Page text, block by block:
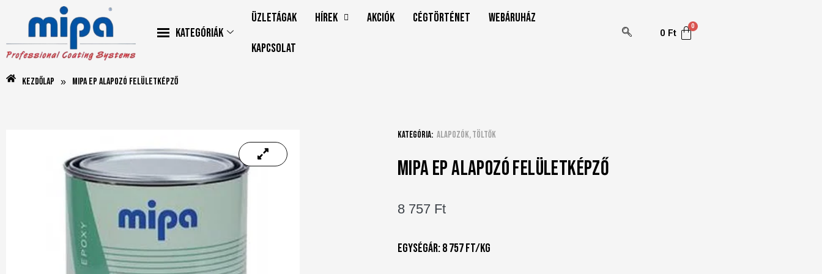
Kategóriák
Üzletágak Hírek Akciók Cégtörténet Webáruház
Kapcsolat
0 Ft
Kezdőlap » Mipa EP Alapozó Felületképző
Kategória: Alapozók, töltők
MIPA EP ALAPOZÓ FELÜLETKÉPZŐ
8 757 Ft
Egységár: 8 757 Ft/kg